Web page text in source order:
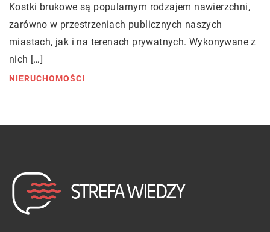
Kostki brukowe są popularnym rodzajem nawierzchni,
zarówno w przestrzeniach publicznych naszych
miastach, jak i na terenach prywatnych. Wykonywane z
nich […]
NIERUCHOMOŚCI